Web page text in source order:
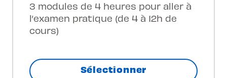
3 modules de 4 heures pour aller à
l’examen pratique (de 4 à 12h de
cours)
Sélectionner